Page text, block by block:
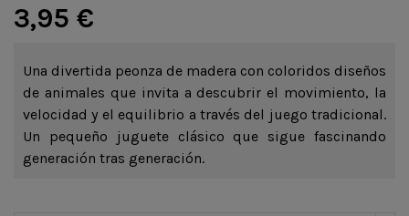
3,95 €
Una divertida peonza de madera con coloridos diseños
de animales que invita a descubrir el movimiento, la
velocidad y el equilibrio a través del juego tradicional.
Un pequeño juguete clásico que sigue fascinando
generación tras generación.